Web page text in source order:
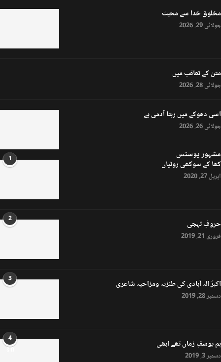
مخلوق خدا سے محبت
جولائی 29, 2026
متن کے تعاقب میں
جولائی 28, 2026
اسی دھوکے میں رہتا آدمی ہے
جولائی 26, 2026
مشہور پوسٹس 1 کھا کے سوکھی روٹیاں
اپریل 27, 2020
2 حروفِ تہجی
فروری 21, 2019
3 اکبرؔ الہ آبادی کی طنزیہ ومزاحیہ شاعری
دسمبر 28, 2019
4
8.0 ہم یوسفِ زماں تھے ابھی
دسمبر 3, 2019